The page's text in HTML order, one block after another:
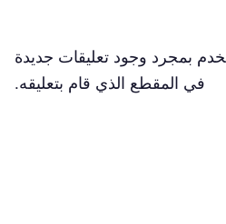
بمجرد وجود تعليقات جديدة
في المقطع الذي قام بتعليقه.